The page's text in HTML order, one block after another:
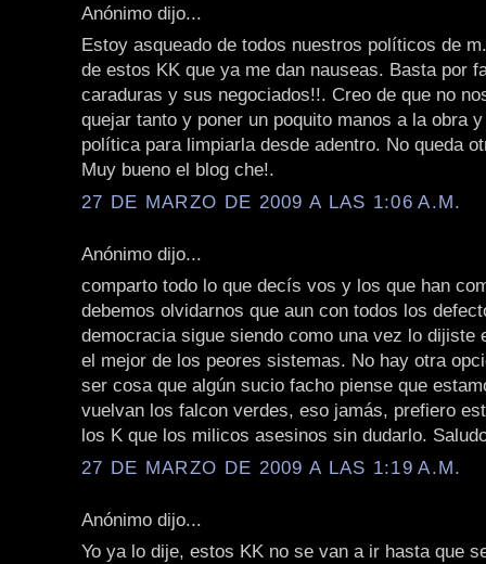
Anónimo dijo...
Estoy asqueado de todos nuestros políticos de
de estos KK que ya me dan nauseas. Basta por
caraduras y sus negociados!!. Creo de que no
quejar tanto y poner un poquito manos a la obra
política para limpiarla desde adentro. No queda
Muy bueno el blog che!.
27 DE MARZO DE 2009 A LAS 1:06 A.M.
Anónimo dijo...
comparto todo lo que decís vos y los que han
debemos olvidarnos que aun con todos los
democracia sigue siendo como una vez lo dijiste
el mejor de los peores sistemas. No hay otra
ser cosa que algún sucio facho piense que
vuelvan los falcon verdes, eso jamás, prefiero
los K que los milicos asesinos sin dudarlo.
27 DE MARZO DE 2009 A LAS 1:19 A.M.
Anónimo dijo...
Yo ya lo dije, estos KK no se van a ir hasta que